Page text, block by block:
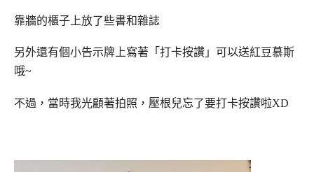
靠牆的櫃子上放了些書和雜誌
另外還有個小告示牌上寫著「打卡按讚」可以送紅豆慕斯
哦~
不過，當時我光顧著拍照，壓根兒忘了要打卡按讚啦XD